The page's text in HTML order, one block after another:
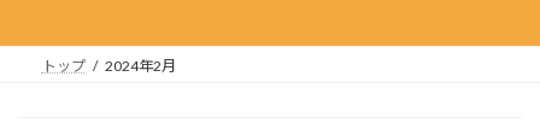
トップ 2024年2月